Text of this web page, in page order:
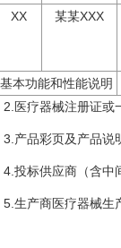
XX 某某XXX
基本功能和性能说明
2.医疗器械注册证或
3.产品彩页及产品说
4.投标供应商（含中
5.生产商医疗器械生